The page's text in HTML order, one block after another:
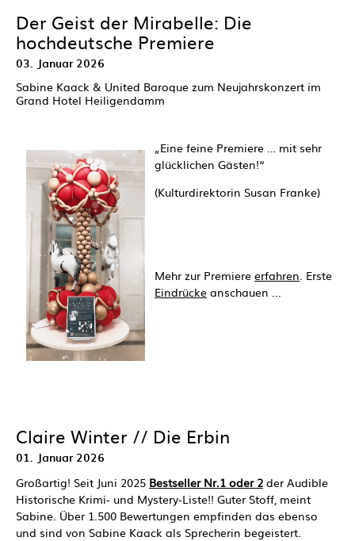
Der Geist der Mirabelle: Die
hochdeutsche Premiere
03. Januar 2026
Sabine Kaack & United Baroque zum Neujahrskonzert im
Grand Hotel Heiligendamm
„Eine feine Premiere … mit sehr
glücklichen Gästen!“
(Kulturdirektorin Susan Franke)
Mehr zur Premiereerfahren. Erste
Eindrücke anschauen ...
Claire Winter // Die Erbin
01. Januar 2026
Großartig! Seit Juni 2025 Bestseller Nr.1 oder 2 der Audible
Historische Krimi- und Mystery-Liste!! Guter Stoff, meint
Sabine. Über 1.500 Bewertungen empfinden das ebenso
und sind von Sabine Kaack als Sprecherin begeistert.